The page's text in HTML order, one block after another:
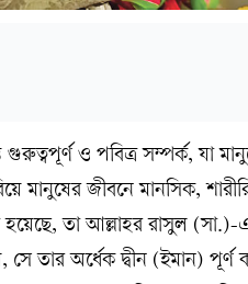
ও পবিত্র সম্পর্ক, যা
মানুষের জীবনে মানসিক,
তা আল্লাহর রাসুল (সা.)-
সে তার অর্ধেক দ্বীন (ইমান)